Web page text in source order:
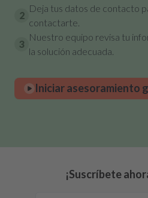
2
Deja tus datos de contacto
contactarte.
3
Nuestro equipo revisa tu
la solución adecuada.
Iniciar asesoramiento
¡Suscríbete